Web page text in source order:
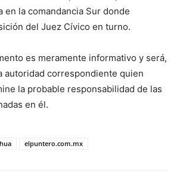
en la comandancia Sur donde
del Juez Cívico en turno.
es meramente informativo y será,
autoridad correspondiente quien
la probable responsabilidad de las
en él.
elpuntero.com.mx